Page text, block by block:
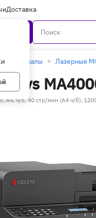
Доставка
материалы Лазерные
A4, ч/б, 40 стр/мин (A4 ч/б),